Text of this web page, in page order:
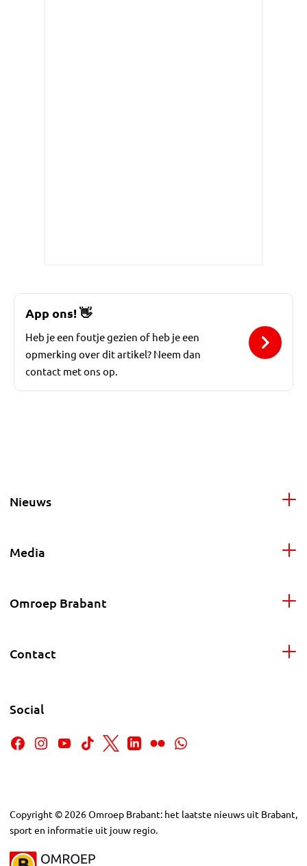
App ons!👋
Heb je een foutje gezien of heb je een
opmerking over dit artikel? Neem dan
contact met ons op.
Nieuws
Media
Omroep Brabant
Contact
Social
Copyright © 2026Omroep Brabant: het laatste nieuws uit Brabant,
sport en informatie uit jouw regio.